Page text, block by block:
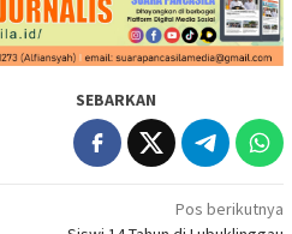
SEBARKAN
Pos berikutnya